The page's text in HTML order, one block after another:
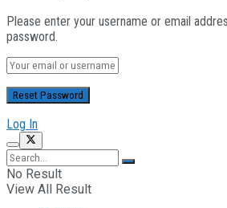
Please enter your username or email
password.
Log In
No Result
View All Result